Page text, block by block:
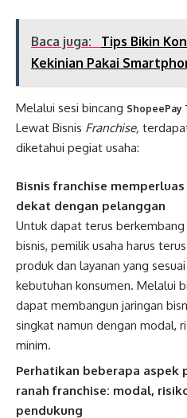
Baca juga:
Tips Bikin
Kekinian Pakai
Melalui sesi bincang ShopeePay
Lewat Bisnis Franchise,
diketahui pegiat usaha:
Bisnis franchise
dekat dengan pelanggan
Untuk dapat terus
bisnis, pemilik usaha harus
produk dan layanan yang
kebutuhan konsumen. Melalui
dapat membangun jaringan
singkat namun dengan modal,
minim.
Perhatikan beberapa aspek
ranah franchise: modal,
pendukung